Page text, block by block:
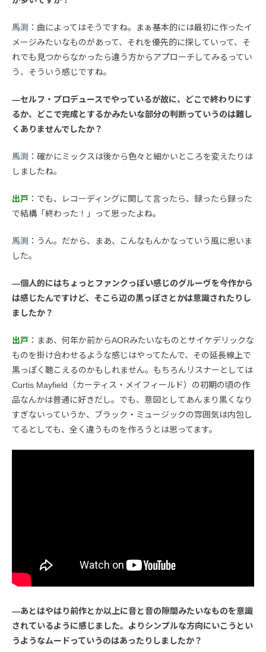
馬渕 ：曲によってはそうですね。まぁ基本的には最初に作ったイ
メージみたいなものがあって、それを優先的に探していって、そ
れでも見つからなかったら違う方からアプローチしてみるってい
う、そういう感じですね。
—セルフ・プロデュースでやっているが故に、どこで終わりにす
るか、どこで完成とするかみたいな部分の判断っていうのは難し
くありませんでしたか？
馬渕 ：確かにミックスは後から色々と細かいところを変えたりは
しましたね。
出戸 ：でも、レコーディングに関して言ったら、録ったら録った
で結構「終わった！」って思ったよね。
馬渕 ：うん。だから、まあ、こんなもんかなっていう風に思いま
した。
—個人的にはちょっとファンクっぽい感じのグルーヴを今作から
は感じたんですけど、そこら辺の黒っぽさとかは意識されたりし
ましたか？
出戸 ：まあ、何年か前からAORみたいなものとサイケデリックな
ものを掛け合わせるような感じはやってたんで、その延長線上で
黒っぽく聴こえるのかもしれません。もちろんリスナーとしては
Curtis Mayfield（カーティス・メイフィールド）の初期の頃の作
品なんかは普通に好きだし。でも、意図としてあんまり黒くなり
すぎないっていうか、ブラック・ミュージックの雰囲気は内包し
てるとしても、全く違うものを作ろうとは思ってます。
—あとはやはり前作とか以上に音と音の隙間みたいなものを意識
されているように感じました。よりシンプルな方向にいこうとい
うようなムードっていうのはあったりしましたか？